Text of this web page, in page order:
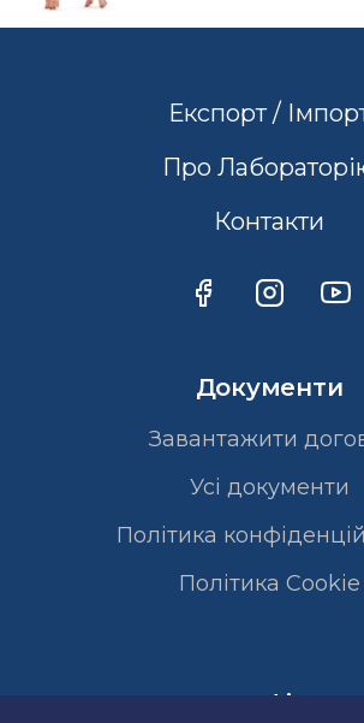
Експорт /
Про
Контакти
Документи
Завантажити
Усі документи
Політика
Полiтика Cookie
Сертифікати